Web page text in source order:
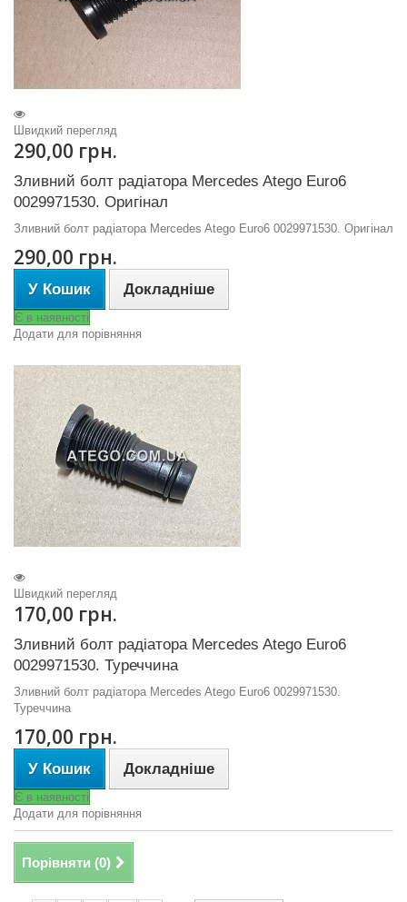
Швидкий перегляд
290,00 грн.
Зливний болт радіатора Mercedes Atego Euro6
0029971530. Оригінал
Зливний болт радіатора Mercedes Atego Euro6 0029971530. Оригінал
290,00 грн.
У Кошик Докладніше
Є в наявності
Додати для порівняння
Швидкий перегляд
170,00 грн.
Зливний болт радіатора Mercedes Atego Euro6
0029971530. Туреччина
Зливний болт радіатора Mercedes Atego Euro6 0029971530.
Туреччина
170,00 грн.
У Кошик Докладніше
Є в наявності
Додати для порівняння
Порівняти (0)